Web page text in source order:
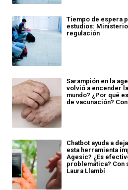
Tiempo de espera
estudios:
regulación
Sarampión en la
volvió a encender
mundo? ¿Por qué
de vacunación?
Chatbot ayuda a
esta herramienta
Agesic? ¿Es
problemática? Con
Laura Llambí